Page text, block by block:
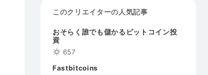
このクリエイターの人気記事
おそらく誰でも儲かるビットコイン投
資
657
Fastbitcoins